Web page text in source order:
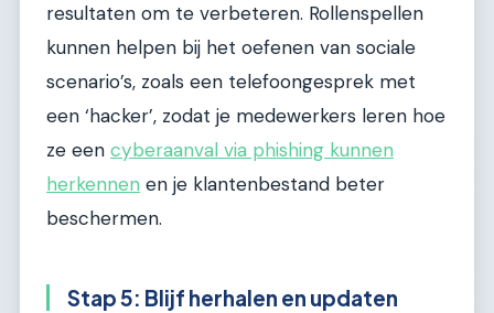
resultaten om te verbeteren. Rollenspellen
kunnen helpen bij het oefenen van sociale
scenario’s, zoals een telefoongesprek met
een ‘hacker’, zodat je medewerkers leren hoe
ze een cyberaanval via phishing kunnen
herkennen en je klantenbestand beter
beschermen.
Stap 5: Blijf herhalen en updaten